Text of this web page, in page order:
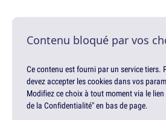
Contenu bloqué par vos
Ce contenu est fourni par un service tiers.
devez accepter les cookies dans vos
Modifiez ce choix à tout moment via le
de la Confidentialité" en bas de page.